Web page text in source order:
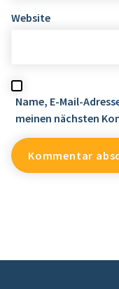
Website
Name, E-Mail-
meinen nächsten